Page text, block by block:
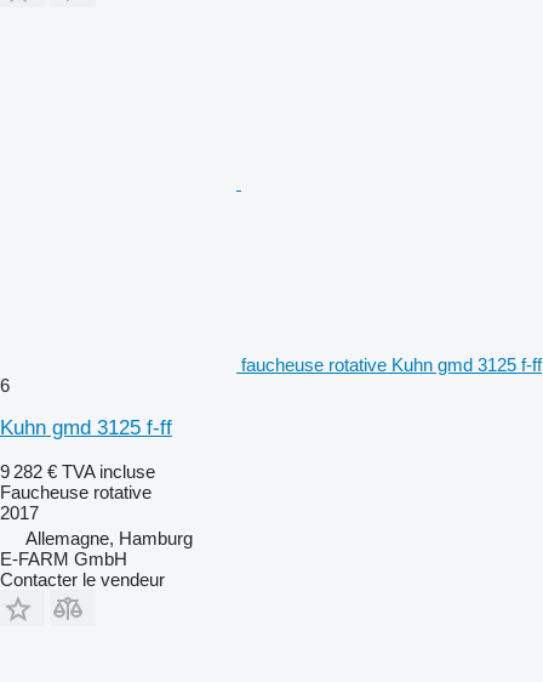
faucheuse rotative Kuhn gmd 3125 f-ff
6
Kuhn gmd 3125 f-ff
9 282 € TVA incluse
Faucheuse rotative
2017
Allemagne, Hamburg
E-FARM GmbH
Contacter le vendeur